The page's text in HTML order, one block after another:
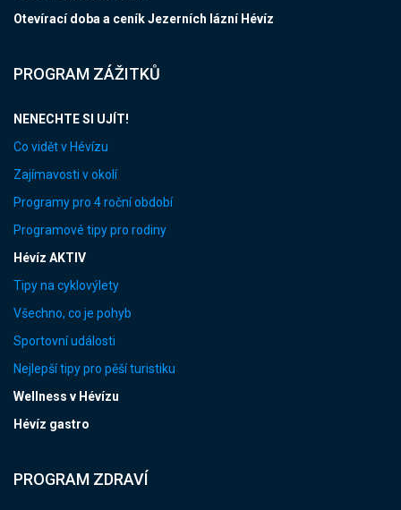
Otevírací doba a ceník Jezerních lázní Hévíz
PROGRAM ZÁŽITKŮ
NENECHTE SI UJÍT!
Co vidět v Hévízu
Zajímavosti v okolí
Programy pro 4 roční období
Programové tipy pro rodiny
Hévíz AKTIV
Tipy na cyklovýlety
Všechno, co je pohyb
Sportovní události
Nejlepší tipy pro pěší turistiku
Wellness v Hévízu
Hévíz gastro
PROGRAM ZDRAVÍ